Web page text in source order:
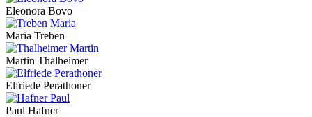
Eleonora Bovo
Maria Treben
Martin Thalheimer
Elfriede Perathoner
Paul Hafner